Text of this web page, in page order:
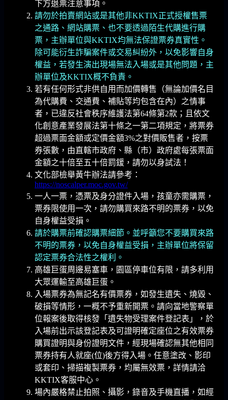
下方退票注意事項。
請勿於拍賣網站或是其他非KKTIX正式授權售票
之通路、網站購票、也不要透過陌生代購進行購
票，主辦單位與KKTIX均無法保證票券真實性。
除可能衍生詐騙案件或交易糾紛外，以免影響自身
權益，若發生演出現場無法入場或是其他問題，主
辦單位及KKTIX概不負責。
若有任何形式非供自用而加價轉售（無論加價名目
為代購費、交通費、補貼等均包含在內）之情事
者，已違反社會秩序維護法第64條第2款；且依文
化創意產業發展法第十條之一第二項規定，將票券
超過票面金額或定價金額3%之對價販售者，按票
券張數，由直轄市政府、縣（市）政府處每張票面
金額之十倍至五十倍罰鍰，請勿以身試法！
文化部檢舉黃牛辦法請參考：
https://noscalper.moc.gov.tw/
一人一票，憑票及身分證件入場，孩童亦需購票，
票券限使用一次，請勿購買來路不明的票券，以免
自身權益受損。
請於購票前確認購票細節。並呼籲您不要購買來路
不明的票券，以免自身權益受損，主辦單位將保留
認定票券合法性之權利。
高雄巨蛋周邊易塞車，園區停車位有限，請多利用
大眾運輸至高雄巨蛋。
入場票券為無記名有價票券，如發生遺失、燒毀、
破損等情形，一概不予重新開票。請向當地警察單
位報案後取得核發「遺失物受理案件登記表」，於
入場前出示該登記表及可證明確定座位之有效票券
購買證明與身份證明文件，經現場確認無其他相同
票券持有人就座(位)後方得入場。任意塗改、影印
或套印、掃描複製票券，均屬無效票，詳情請洽
KKTIX客服中心。
場內嚴格禁止拍照、攝影，錄音及手機直播，如經